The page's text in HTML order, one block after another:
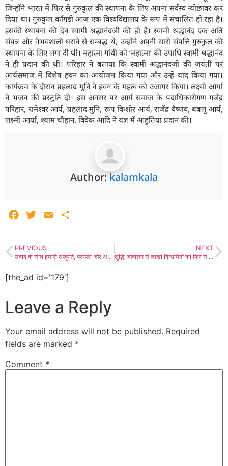
जिन्होंने भारत में फिर से गुरुकुल की स्थापना के लिए अपना सर्वस्व न्योछावर कर
दिया था। गुरुकुल कॉंगडी आज एक विश्वविद्यालय के रूप में संचालित हो रहा है।
इसकी स्थापना की देन स्वामी श्रद्धानंदजी की ही है। स्वामी श्रद्धानंद एक अति
संपन्न और वैभवशाली घराने से सम्बद्ध थे, उन्होंने अपनी सारी संपत्ति गुरुकुल की
स्थापना के लिए लगा दी थी। महात्मा गांधी को ‘महात्मा’ की उपाधि स्वामी श्रद्धानंद
ने ही प्रदान की थी। परिहार ने बताया कि स्वामी श्रद्धानंदजी की जयंती पर
आर्यसमाज में विशेष हवन का आयोजन किया गया और उन्हें याद किया गया।
कार्यक्रम के दौरान प्रहलाद मुनि ने हवन के महत्व को उजागर किया। लक्ष्मी आर्या
ने भजन की प्रस्तुति दी। इस अवसर पर आर्य समाज के पदाधिकारीगण गजेंद्र
परिहार, रामेश्वर आर्य, प्रहलाद मुनि, रूप किशोर आर्य, राजेंद्र वैष्णव, बबलू आर्य,
लक्ष्मी आर्या, श्याम चौहान, विवेक आदि ने यज्ञ में आहुतियां प्रदान की।
Author:kalamkala
FacebookTwitterEmail
PREVIOUS
संवाद के साथ हमारी संस्कृति, परम्परा और अस्मिता की आधारशिला है मातृभाषा- प्रो. व्यास, लाडनूं के जैविभा विश्विविद्मायालय में ‘मातृभाषा दिवस’ कार्यक्रम आयोजित
NEXT
शुद्धि आंदोलन से लाखों दिग्भ्रमितों को फिर से सनातन धारा में किया शामिल- डॉ. सैनी, गुरुकुल कांगड़ी के संस्थापक स्वामी श्रद्धानंद को जयंती पर किया याद
[the_ad id='179']
Leave a Reply
Your email address will not be published. Required
fields are marked *
Comment *